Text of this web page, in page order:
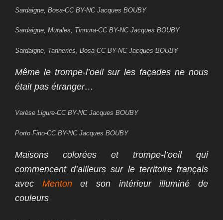
Sardaigne, Bosa-CC BY-NC Jacques BOUBY
Sardaigne, Murales, Tinnura-CC BY-NC Jacques BOUBY
Sardaigne, Tanneries, Bosa-CC BY-NC Jacques BOUBY
Même le trompe-l’oeil sur les façades ne nous
était pas étranger…
Varèse Ligure-CC BY-NC Jacques BOUBY
Porto Fino-CC BY-NC Jacques BOUBY
Maisons colorées et trompe-l’oeil qui
commencent d’ailleurs sur le territoire français
avec Mentonet son intérieur illuminé de
couleurs